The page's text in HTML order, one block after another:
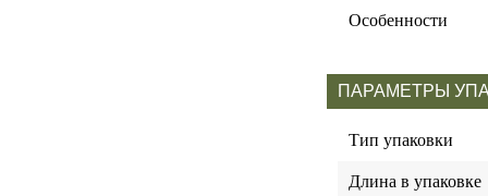
Особенности
ПАРАМЕТРЫ
Тип упаковки
Длина в упаковке